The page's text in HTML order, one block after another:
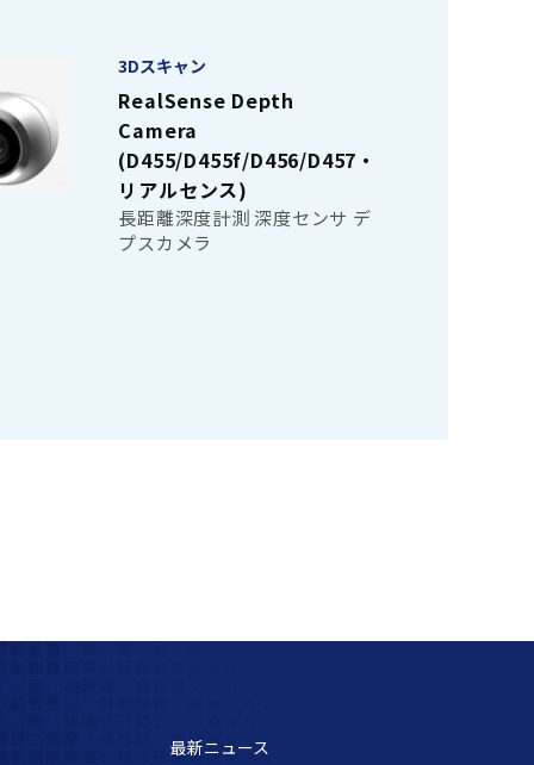
3Dスキャン
RealSense Depth
Camera
(D455/D455f/D456/D457・
リアルセンス)
長距離深度計測 深度センサ デ
プスカメラ
最新ニュース